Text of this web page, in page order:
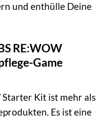
und enthülle Deine
RE:WOW
Game
Starter Kit ist mehr als
Es ist eine